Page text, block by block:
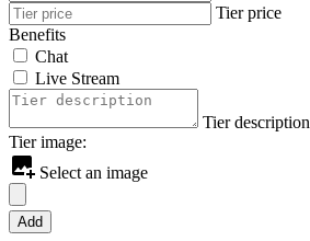
Tier price
Benefits
Chat
Live Stream
Tier description
Tier image:
Select an image
Add